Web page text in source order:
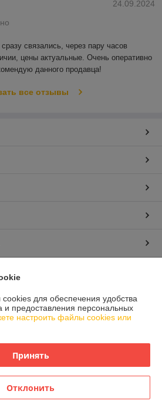
24.09.2024
связались, через пару часов
цены актуальные. Очень оперативно
данного продавца!
все отзывы
Deal.by
с ограниченой ответственностью
193717200
для обеспечения удобства
и предоставления персональных
настроить файлы cookies или
Принять
Отклонить